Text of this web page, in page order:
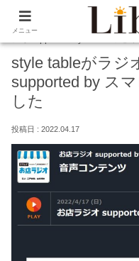
ホーム style table
ジオsupported by スマレジ」
style tableがラジ
supported by ス
した
2022.04.17
メニュー